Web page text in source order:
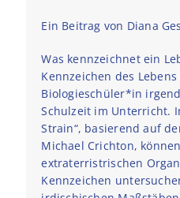
Ein Beitrag von Diana
Was kennzeichnet ein
Kennzeichen des
Biologieschüler*in
Schulzeit im Unterricht.
Strain“, basierend auf
Michael Crichton,
extraterristrischen
Kennzeichen